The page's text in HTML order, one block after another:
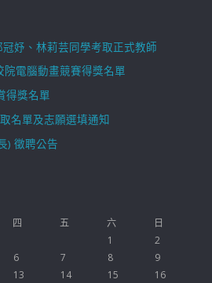
冠妤、林莉芸同學考取正式教師
院電腦動畫競賽得獎名單
得獎名單
名單及志願選填通知
) 徵聘公告
四 五 六
日
1
2
6 7 8
9
13 14 15
16